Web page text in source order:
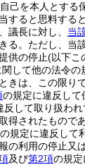
己を本人とする
すると思料する
議長に対し、 当
る。 ただし、当
供の停止(以下こ
関して他の法令の
きは、この限りで
の規定に違反して
して取り扱われ
得されたもので
の規定に違反して
の利用の停止又
及び第2項の規